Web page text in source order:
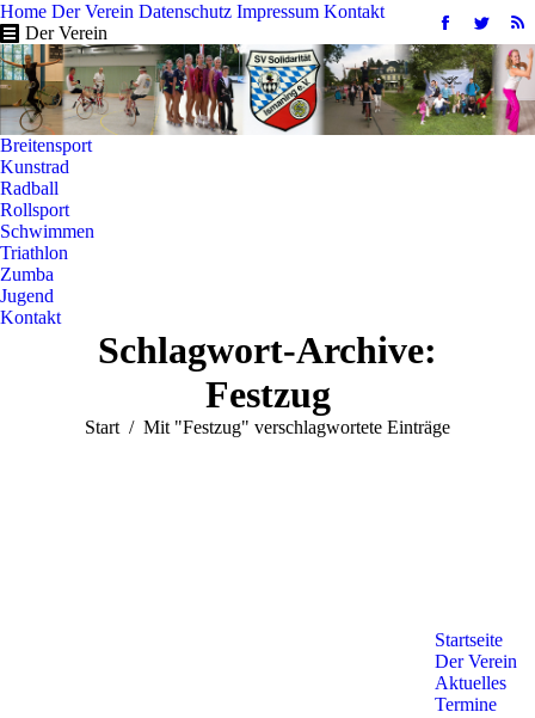
Home Der Verein Datenschutz Impressum Kontakt
Der Verein
Facebook
page
opens
in
new
Twitter
page
opens
in
new
in
Breitensport
Kunstrad
Radball
Rollsport
Schwimmen
Triathlon
Zumba
Jugend
Kontakt
Schlagwort-Archive:
Festzug
Sie befinden sich hier:
Start Mit "Festzug" verschlagwortete Einträge
Startseite
Der Verein
Aktuelles
Termine